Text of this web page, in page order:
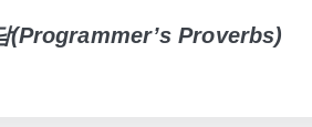
(Programmer’s Proverbs)